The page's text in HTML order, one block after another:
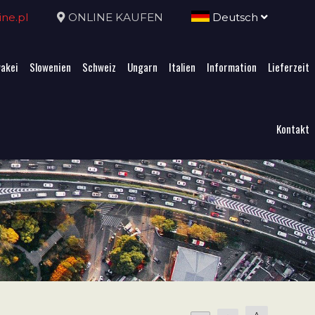
ONLINE KAUFEN Deutsch
Slowenien Schweiz Ungarn Italien Information Lieferzeit
Kontakt